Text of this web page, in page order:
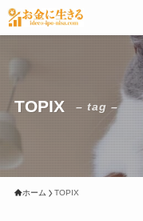
TOPIX – tag –
ホーム TOPIX